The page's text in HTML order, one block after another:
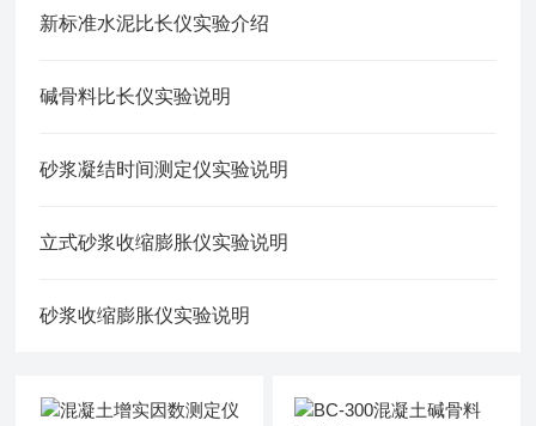
新标准水泥比长仪实验介绍
碱骨料比长仪实验说明
砂浆凝结时间测定仪实验说明
立式砂浆收缩膨胀仪实验说明
砂浆收缩膨胀仪实验说明